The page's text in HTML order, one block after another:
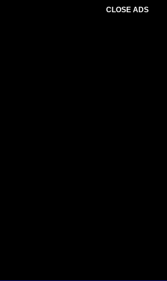
CLOSE ADS